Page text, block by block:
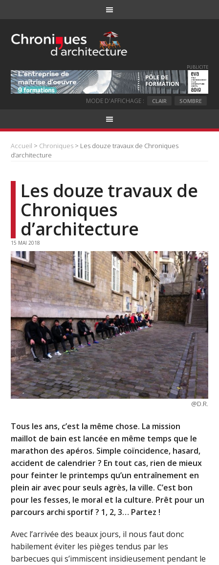
PUBLICITE
MODE D'AFFICHAGE : CLAIR SOMBRE
Accueil > Chroniques > Les douze travaux de Chroniques
d’architecture
Les douze travaux de
Chroniques
d’architecture
15 MAI 2018
@D.R.
Tous les ans, c’est la même chose. La mission
maillot de bain est lancée en même temps que le
marathon des apéros. Simple coïncidence, hasard,
accident de calendrier ? En tout cas, rien de mieux
pour feinter le printemps qu’un entraînement en
plein air avec pour seuls agrès, la ville. C’est bon
pour les fesses, le moral et la culture. Prêt pour un
parcours archi sportif ? 1, 2, 3… Partez !
Avec l’arrivée des beaux jours, il nous faut donc
habilement éviter les pièges tendus par les
barbecues qui s’immiscent insidieusement pendant le